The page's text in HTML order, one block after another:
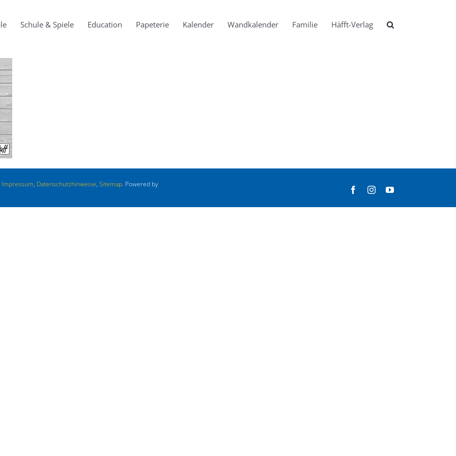
Schule & Spiele Education Papeterie Kalender Wandkalender Familie Häfft-Verlag
Impressum, Datenschutzhinweise, Sitemap. Powered by
FacebookInstagramYouTube